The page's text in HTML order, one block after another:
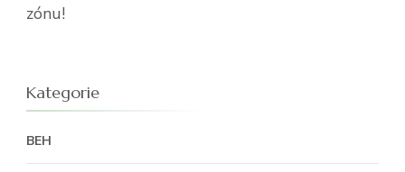
zónu!
Kategorie
BEH